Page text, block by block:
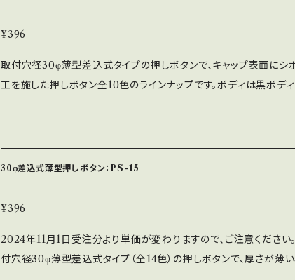
¥396
取付穴径30φ薄型差込式タイプの押しボタンで、キャップ表面にシ
工を施した押しボタン全10色のラインナップです。ボディは黒ボデ
M9-3-AU ※差込式ですので簡単に取付ができますが、ネジ式ほど
30φ差込式薄型押しボタン：PS-15
¥396
2024年11月1日受注分より単価が変わりますので、ご注意ください
付穴径30φ薄型差込式タイプ（全14色）の押しボタンで、厚さが薄